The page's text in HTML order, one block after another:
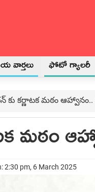
వార్తలు ఫోటో గ్యాలరీ
కు కర్ణాటక మఠం
మఠం
2:30 pm, 6 March 2025